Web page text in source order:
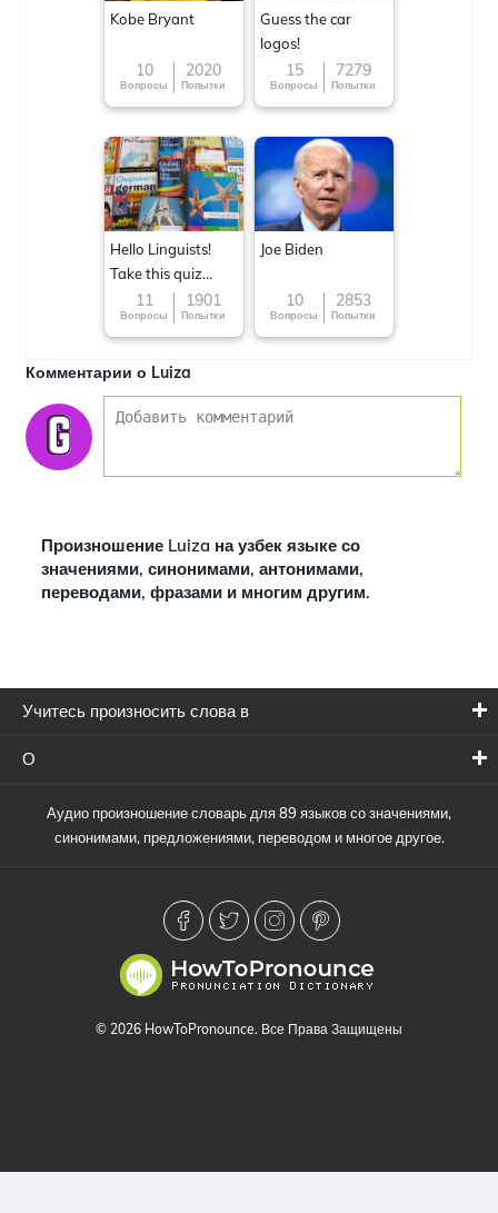
Kobe Bryant
10
Вопросы
2020
Попытки
Guess the car
logos!
15
Вопросы
7279
Попытки
Hello Linguists!
Take this quiz
now!11
Вопросы
1901
Попытки
Joe Biden
10
Вопросы
2853
Попытки
Комментарии о Luiza
Произношение Luiza на узбек языке со
значениями, синонимами, антонимами,
переводами, фразами и многим другим.
Учитесь произносить слова в
О
Аудио произношение словарь для 89 языков со значениями,
синонимами, предложениями, переводом и многое другое.
© 2026 HowToPronounce. Все Права Защищены